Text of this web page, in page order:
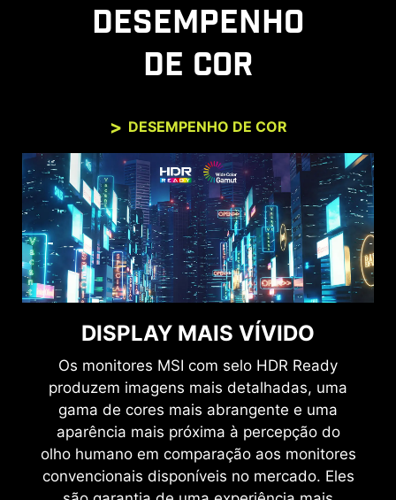
DESEMPENHO
DE COR
DESEMPENHO DE COR
DISPLAY MAIS VÍVIDO
Os monitores MSI com selo HDR Ready
produzem imagens mais detalhadas, uma
gama de cores mais abrangente e uma
aparência mais próxima à percepção do
olho humano em comparação aos monitores
convencionais disponíveis no mercado. Eles